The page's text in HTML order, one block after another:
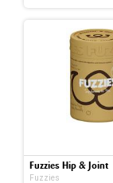
Fuzzies Hip & Joint
Fuzzies